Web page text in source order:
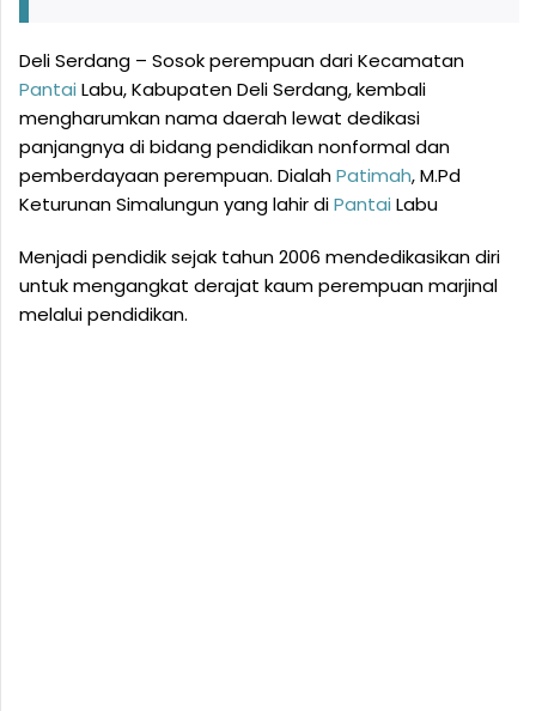
Deli Serdang – Sosok perempuan dari Kecamatan
Pantai Labu, Kabupaten Deli Serdang, kembali
mengharumkan nama daerah lewat dedikasi
panjangnya di bidang pendidikan nonformal dan
pemberdayaan perempuan. DialahPatimah, M.Pd
Keturunan Simalungun yang lahir diPantai Labu
Menjadi pendidik sejak tahun 2006 mendedikasikan diri
untuk mengangkat derajat kaum perempuan marjinal
melalui pendidikan.